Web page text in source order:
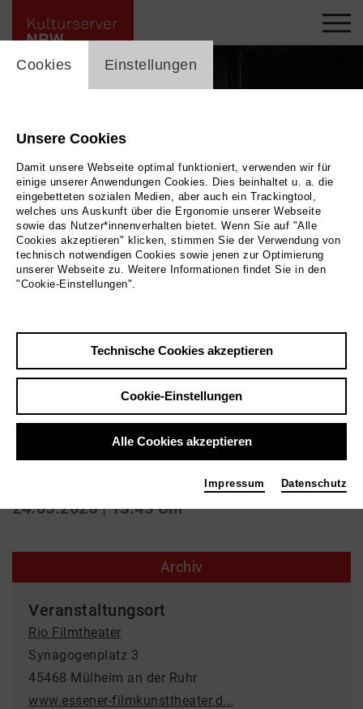
Übersicht
Rose
24.05.2026 | 13:45 Uhr
Archiv
Veranstaltungsort
Rio Filmtheater
Synagogenplatz 3
45468 Mülheim an der Ruhr
www.essener-filmkunsttheater.d...
cookie_layer
Cookies Einstellungen
Unsere Cookies
Damit unsere Webseite optimal funktioniert, verwenden wir für
einige unserer Anwendungen Cookies. Dies beinhaltet u. a. die
eingebetteten sozialen Medien, aber auch ein Trackingtool,
welches uns Auskunft über die Ergonomie unserer Webseite
sowie das Nutzer*innenverhalten bietet. Wenn Sie auf "Alle
Cookies akzeptieren" klicken, stimmen Sie der Verwendung von
technisch notwendigen Cookies sowie jenen zur Optimierung
unserer Webseite zu. Weitere Informationen findet Sie in den
"Cookie-Einstellungen".
Technische Cookies akzeptieren
Cookie-Einstellungen
Alle Cookies akzeptieren
Impressum Datenschutz